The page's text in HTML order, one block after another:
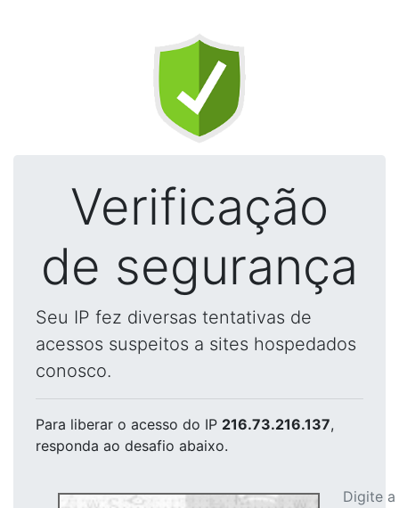
Verificação
de segurança
Seu IP fez diversas tentativas de
acessos suspeitos a sites hospedados
conosco.
Para liberar o acesso do IP 216.73.216.137,
responda ao desafio abaixo.
Digite